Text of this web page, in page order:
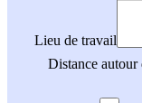
Lieu de travail
Distance